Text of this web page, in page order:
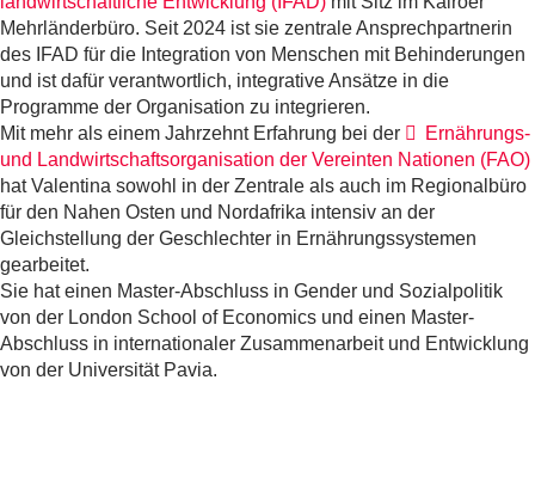
Mehrländerbüro. Seit 2024 ist sie zentrale Ansprechpartnerin
des IFAD für die Integration von Menschen mit Behinderungen
und ist dafür verantwortlich, integrative Ansätze in die
Programme der Organisation zu integrieren.
Mit mehr als einem Jahrzehnt Erfahrung bei der
Ernährungs-
und Landwirtschaftsorganisation der Vereinten Nationen (FAO)
hat Valentina sowohl in der Zentrale als auch im Regionalbüro
für den Nahen Osten und Nordafrika intensiv an der
Gleichstellung der Geschlechter in Ernährungssystemen
gearbeitet.
Sie hat einen Master-Abschluss in Gender und Sozialpolitik
von der London School of Economics und einen Master-
Abschluss in internationaler Zusammenarbeit und Entwicklung
von der Universität Pavia.